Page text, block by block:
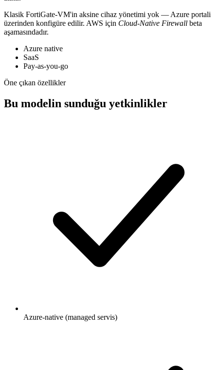
Klasik FortiGate-VM'in aksine cihaz yönetimi yok — Azure portali
üzerinden konfigüre edilir. AWS için Cloud-Native Firewall beta
aşamasındadır.
Azure native
SaaS
Pay-as-you-go
Öne çıkan özellikler
Bu modelin sunduğu yetkinlikler
Azure-native (managed servis)